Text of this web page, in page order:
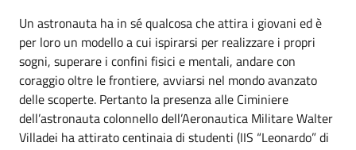
Un astronauta ha in sé qualcosa che attira i giovani ed è
per loro un modello a cui ispirarsi per realizzare i propri
sogni, superare i confini fisici e mentali, andare con
coraggio oltre le frontiere, avviarsi nel mondo avanzato
delle scoperte. Pertanto la presenza alle Ciminiere
dell’astronauta colonnello dell’Aeronautica Militare Walter
Villadei ha attirato centinaia di studenti (IIS “Leonardo” di